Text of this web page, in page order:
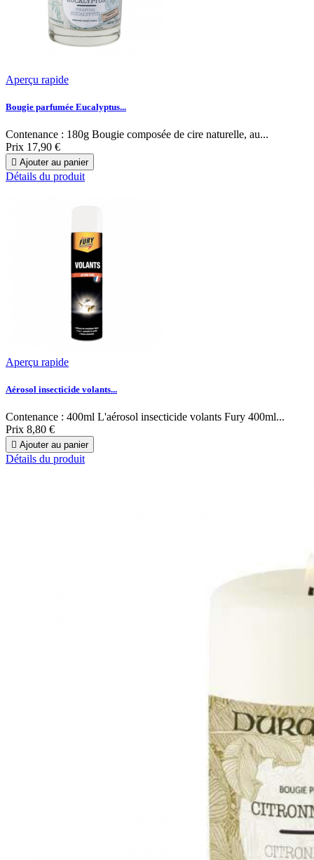
Aperçu rapide
Bougie parfumée Eucalyptus...
Contenance : 180g Bougie composée de cire naturelle, au...
Prix 17,90 €
 Ajouter au panier
Détails du produit
Aperçu rapide
Aérosol insecticide volants...
Contenance : 400ml L'aérosol insecticide volants Fury 400ml...
Prix 8,80 €
 Ajouter au panier
Détails du produit